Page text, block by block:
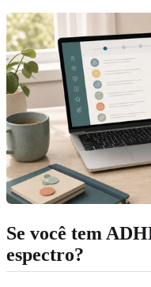
Se você tem
espectro?